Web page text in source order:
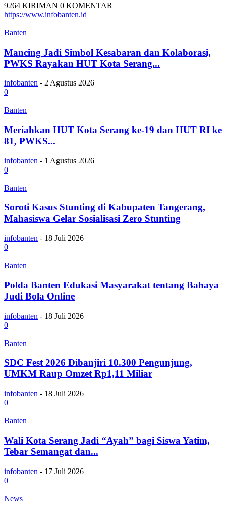
9264 KIRIMAN 0 KOMENTAR
https://www.infobanten.id
Banten
Mancing Jadi Simbol Kesabaran dan Kolaborasi,
PWKS Rayakan HUT Kota Serang...
infobanten - 2 Agustus 2026
0
Banten
Meriahkan HUT Kota Serang ke-19 dan HUT RI ke
81, PWKS...
infobanten - 1 Agustus 2026
0
Banten
Soroti Kasus Stunting di Kabupaten Tangerang,
Mahasiswa Gelar Sosialisasi Zero Stunting
infobanten - 18 Juli 2026
0
Banten
Polda Banten Edukasi Masyarakat tentang Bahaya
Judi Bola Online
infobanten - 18 Juli 2026
0
Banten
SDC Fest 2026 Dibanjiri 10.300 Pengunjung,
UMKM Raup Omzet Rp1,11 Miliar
infobanten - 18 Juli 2026
0
Banten
Wali Kota Serang Jadi “Ayah” bagi Siswa Yatim,
Tebar Semangat dan...
infobanten - 17 Juli 2026
0
News